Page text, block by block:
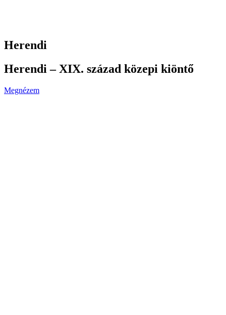
Herendi
Herendi – XIX. század közepi kiöntő
Megnézem